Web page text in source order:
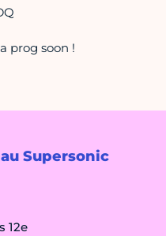
Supersonic
12e
prog soon !